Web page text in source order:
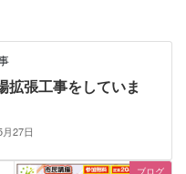
拡張工事をしていま
27日
ブログ